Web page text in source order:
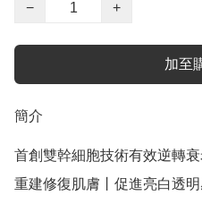
−
+
加至
簡介
首創雙幹細胞技術有效逆轉衰
重建修復肌膚丨促進亮白透